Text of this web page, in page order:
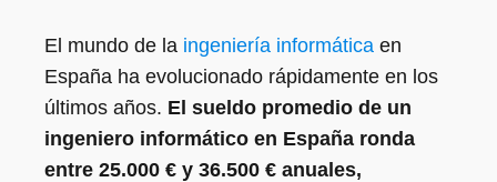
El mundo de la ingeniería informática en
España ha evolucionado rápidamente en los
últimos años. El sueldo promedio de un
ingeniero informático en España ronda
entre 25.000 € y 36.500 € anuales,